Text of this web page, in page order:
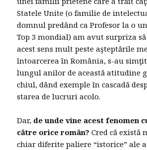
Statele Unite (o familie de
domnul predând ca Profesor la o
Top 3 mondial) am avut surpriza
acest sens mult peste aşteptările
întoarcerea în România, s-au
lungul anilor de această atitudine
chiul, dând exemple în cascadă
starea de lucruri acolo.
Dar, de unde vine acest fenomen
către orice român? Cred că există
chiar diferite paliere “istorice” ale